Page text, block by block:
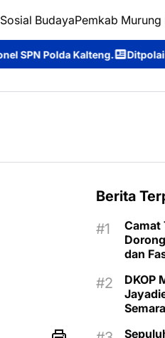
Sosial BudayaPemkab Murung
Ditpolairud Polda Kalteng
Berita
Camat
dan
DKOP